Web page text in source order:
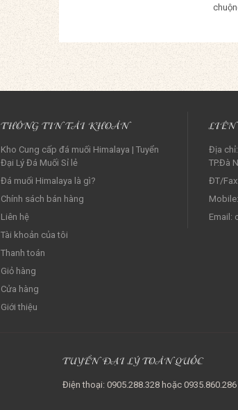
THÔNG TIN TÀI KHOẢN
Kho Cung cấp đá muối Himalaya | Tuyển
Đại Lý Đá Muối Sỉ lẻ‎
Đá muối Himalaya là gì?
Chính sách bán hàng
Liên hệ
Tài khoản của tôi
Thanh toán
Giỏ hàng
Cửa hàng
Giới thiệu
LIÊN
Địa
TP.Đà
ĐT/
Email:
TUYỂN ĐẠI LÝ TOÀN QUỐC
Điện thoại: 0905.288.328 hoặc 0935.860.286